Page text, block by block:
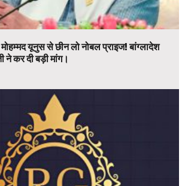
यूनुस से छीन लो नोबल प्राइज! बांग्लादेश
ने कर दी बड़ी मांग।